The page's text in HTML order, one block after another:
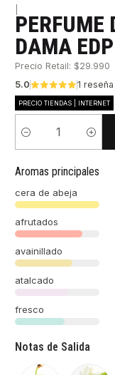
PERFUME
DAMA
Precio Retail: $29.990
5.0
1 reseña
PRECIO TIENDAS | INTERNET
Cantidad
Aromas principales
cera de abeja
afrutados
avainillado
atalcado
fresco
Notas de Salida